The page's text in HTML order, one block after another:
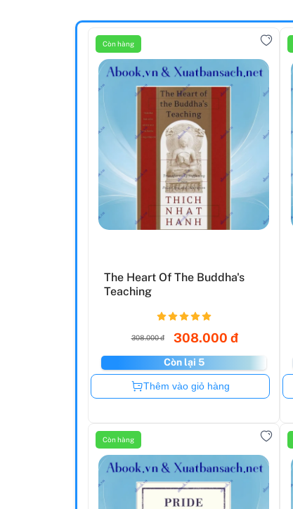
Còn hàng
The Heart Of The Buddha's
Teaching
308.000 đ 308.000 đ
Còn lại 5
Còn hàng
Thêm vào giỏ hàng
Còn hàng